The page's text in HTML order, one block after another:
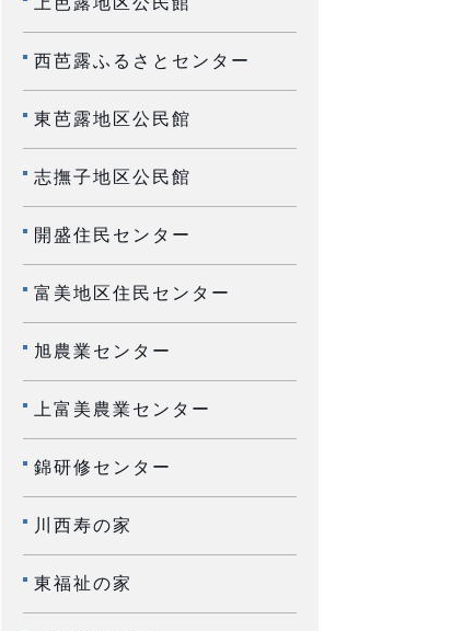
西芭露ふるさとセンター
東芭露地区公民館
志撫子地区公民館
開盛住民センター
富美地区住民センター
旭農業センター
上富美農業センター
錦研修センター
川西寿の家
東福祉の家